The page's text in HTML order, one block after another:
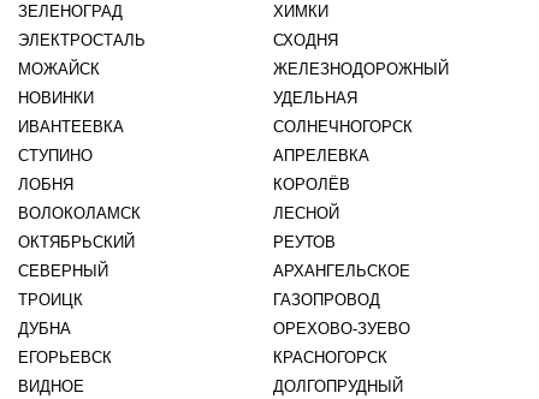
ЗЕЛЕНОГРАД
ХИМКИ
ЭЛЕКТРОСТАЛЬ
СХОДНЯ
МОЖАЙСК
ЖЕЛЕЗНОДОРОЖНЫЙ
НОВИНКИ
УДЕЛЬНАЯ
ИВАНТЕЕВКА
СОЛНЕЧНОГОРСК
СТУПИНО
АПРЕЛЕВКА
ЛОБНЯ
КОРОЛЁВ
ВОЛОКОЛАМСК
ЛЕСНОЙ
ОКТЯБРЬСКИЙ
РЕУТОВ
СЕВЕРНЫЙ
АРХАНГЕЛЬСКОЕ
ТРОИЦК
ГАЗОПРОВОД
ДУБНА
ОРЕХОВО-ЗУЕВО
ЕГОРЬЕВСК
КРАСНОГОРСК
ВИДНОЕ
ДОЛГОПРУДНЫЙ